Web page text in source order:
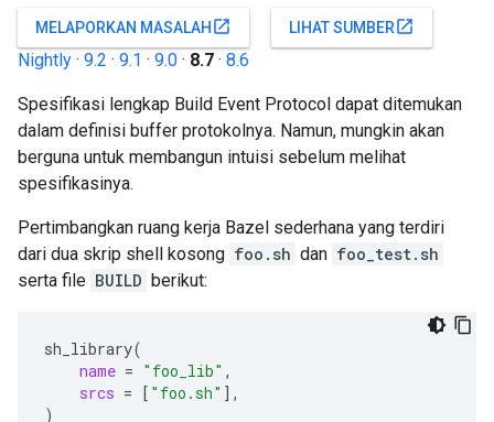
MELAPORKAN MASALAH open_in_new LIHAT SUMBERopen_in_new
Nightly · 9.2 · 9.1 · 9.0 · 8.7 · 8.6
Spesifikasi lengkap Build Event Protocol dapat ditemukan
dalam definisi buffer protokolnya. Namun, mungkin akan
berguna untuk membangun intuisi sebelum melihat
spesifikasinya.
Pertimbangkan ruang kerja Bazel sederhana yang terdiri
dari dua skrip shell kosong foo.sh dan foo_test.sh
serta file BUILD berikut:
sh_library(
name = "foo_lib"
srcs = [ "foo.sh" ]
)